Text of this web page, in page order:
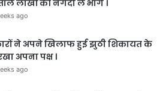
लाखों की नगदी ले भागे ।
ago
ने अपने खिलाफ हुई झुठी शिकायत के
अपना पक्ष ।
ago